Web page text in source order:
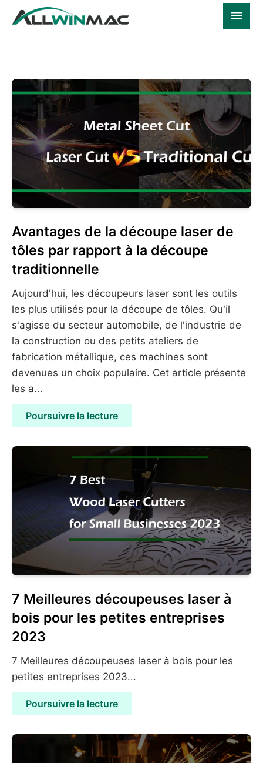
Avantages de la découpe laser de
tôles par rapport à la découpe
traditionnelle
Aujourd'hui, les découpeurs laser sont les outils
les plus utilisés pour la découpe de tôles. Qu'il
s'agisse du secteur automobile, de l'industrie de
la construction ou des petits ateliers de
fabrication métallique, ces machines sont
devenues un choix populaire. Cet article présente
les a...
Poursuivre la lecture
7 Meilleures découpeuses laser à
bois pour les petites entreprises
2023
7 Meilleures découpeuses laser à bois pour les
petites entreprises 2023...
Poursuivre la lecture